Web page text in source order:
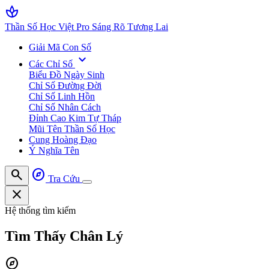
spa
Thần Số Học Việt Pro Sáng Rõ Tương Lai
Giải Mã Con Số
Các Chỉ Số expand_more
Biểu Đồ Ngày Sinh
Chỉ Số Đường Đời
Chỉ Số Linh Hồn
Chỉ Số Nhân Cách
Đỉnh Cao Kim Tự Tháp
Mũi Tên Thần Số Học
Cung Hoàng Đạo
Ý Nghĩa Tên
search explore Tra Cứu
close
Hệ thống tìm kiếm
Tìm Thấy Chân Lý
explore